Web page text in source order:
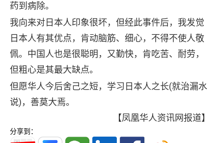
药到病除。
我向来对日本人印象很坏，但经此事件后，我发觉
日本人有其优点，肯动脑筋、细心，不得不使人敬
佩。中国人也是很聪明，又勤快，肯吃苦、耐劳，
但粗心是其最大缺点。
但愿华人今后舍己之短，学习日本人之长(就治漏水
说)，善莫大焉。
【凤凰华人资讯网报道】
分享到：